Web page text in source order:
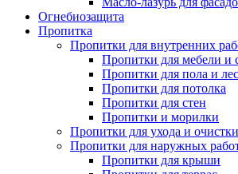
Огнебиозащита
Пропитка
Пропитки для внутренних
Пропитки для мебели и
Пропитки для пола и
Пропитки для потолка
Пропитки для стен
Пропитки и морилки
Пропитки для ухода и очистки
Пропитки для наружных
Пропитки для крыши